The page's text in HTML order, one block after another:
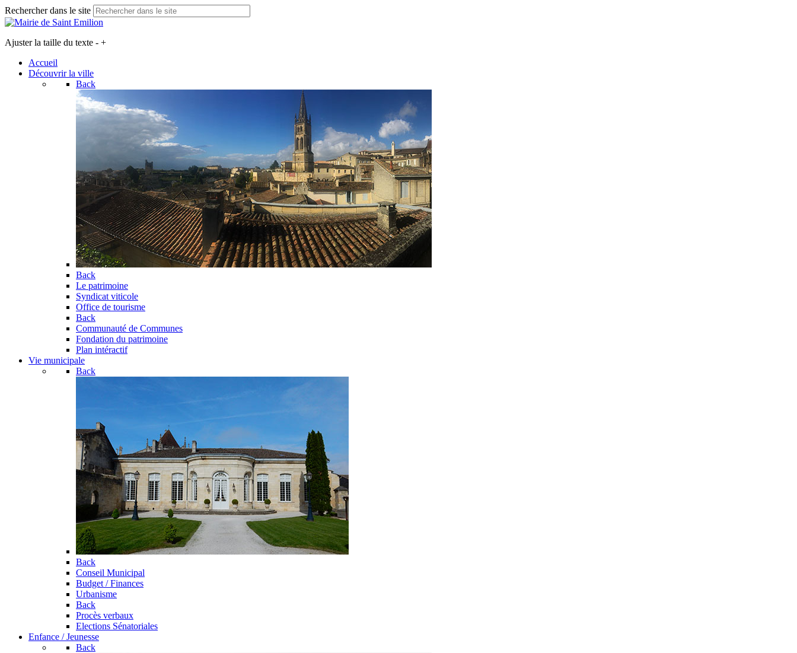
Rechercher dans le site
Ajuster la taille du texte - +
Accueil
Découvrir la ville
Back
Back
Le patrimoine
Syndicat viticole
Office de tourisme
Back
Communauté de Communes
Fondation du patrimoine
Plan intéractif
Vie municipale
Back
Back
Conseil Municipal
Budget / Finances
Urbanisme
Back
Procès verbaux
Elections Sénatoriales
Enfance / Jeunesse
Back